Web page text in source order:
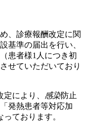
、診療報酬改定に関
基準の届出を行い、
患者様1人につき初
せていただいており
により、 感染防止
発熱患者等対応加
っております。